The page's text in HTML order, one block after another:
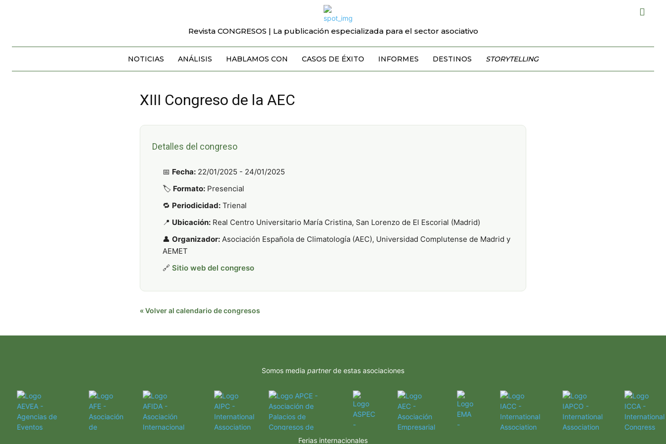
Revista CONGRESOS | La publicación especializada para el sector asociativo
NOTICIAS ANÁLISIS HABLAMOS CON CASOS DE ÉXITO INFORMES DESTINOS STORYTELLING
XIII Congreso de la AEC
Detalles del congreso
📅 Fecha: 22/01/2025 - 24/01/2025
🏷️ Formato: Presencial
🔁 Periodicidad: Trienal
📍 Ubicación: Real Centro Universitario María Cristina, San Lorenzo de El Escorial (Madrid)
👤 Organizador: Asociación Española de Climatología (AEC), Universidad Complutense de Madrid y
AEMET
🔗 Sitio web del congreso
« Volver al calendario de congresos
Somos media partnerde estas asociaciones
Ferias internacionales